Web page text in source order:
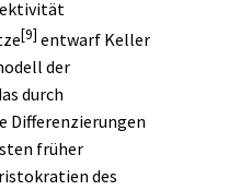
[9] entwarf Keller
der
durch
Differenzierungen
früher
des